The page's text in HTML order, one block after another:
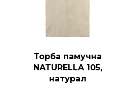
Торба памучна
NATURELLA 105,
натурал